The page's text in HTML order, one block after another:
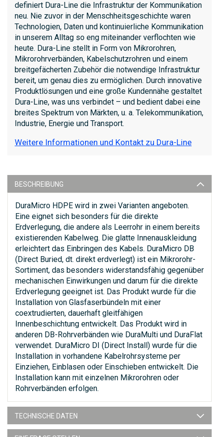
definiert Dura-Line die Infrastruktur der Kommunikation
neu. Nie zuvor in der Menschheitsgeschichte waren
Technologien, Daten und kontinuierliche Kommunikation
in unserem Alltag so eng miteinander verflochten wie
heute. Dura-Line stellt in Form von Mikrorohren,
Mikrorohrverbänden, Kabelschutzrohren und einem
breitgefächerten Zubehör die notwendige Infrastruktur
bereit, um genau dies zu ermöglichen. Durch innovative
Produktlösungen und eine große Kundennähe gestaltet
Dura-Line, was uns verbindet – und bedient dabei eine
breites Spektrum von Märkten, u. a. Telekommunikation,
Industrie, Energie und Transport.
Weitere Informationen und Kontakt zu Dura-Line
BESCHREIBUNG
DuraMicro HDPE wird in zwei Varianten angeboten.
Eine eignet sich besonders für die direkte
Erdverlegung, die andere als Leerrohr in einem bereits
existierenden Kabelweg. Die glatte Innenauskleidung
erleichtert das Einbringen des Kabels. DuraMicro DB
(Direct Buried, dt. direkt erdverlegt) ist ein Mikrorohr-
Sortiment, das besonders widerstandsfähig gegenüber
mechanischen Einwirkungen und darum für die direkte
Erdverlegung geeignet ist. Das Produkt wurde für die
Installation von Glasfaserbündeln mit einer
coextrudierten, dauerhaft gleitfähigen
Innenbeschichtung entwickelt. Das Produkt wird in
anderen DB-Rohrverbänden wie DuraMulti und DuraFlat
verwendet. DuraMicro DI (Direct Install) wurde für die
Installation in vorhandene Kabelrohrsysteme per
Einziehen, Einblasen oder Einschieben entwickelt. Die
Installation kann mit einzelnen Mikrorohren oder
Rohrverbänden erfolgen.
TECHNISCHE DATEN